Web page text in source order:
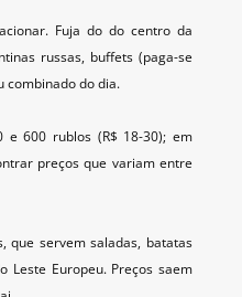
Fuja do do centro da
russas, buffets (paga-se
combinado do dia.
600 rublos (R$ 18-30); em
preços que variam entre
que servem saladas, batatas
Leste Europeu. Preços saem